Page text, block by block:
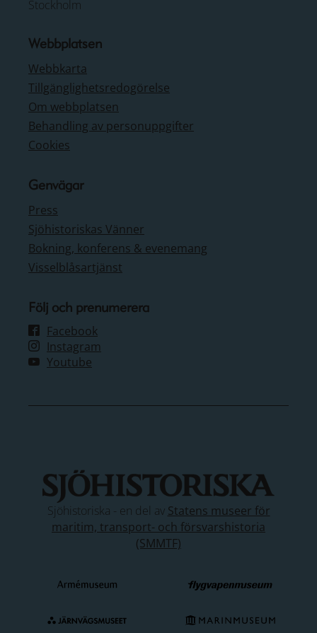
Stockholm
Webbplatsen
Webbkarta
Tillgänglighetsredogörelse
Om webbplatsen
Behandling av personuppgifter
Cookies
Genvägar
Press
Sjöhistoriskas Vänner
Bokning, konferens & evenemang
Visselblåsartjänst
Följ och prenumerera
Facebook
Instagram
Youtube
Sjöhistoriska - en del av Statens museer för
maritim, transport- och försvarshistoria
(SMMTF)